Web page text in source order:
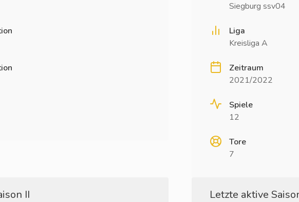
Siegburg ssv04
Liga
Kreisliga A
Zeitraum
2021/2022
Spiele
12
Tore
7
II Letzte aktive